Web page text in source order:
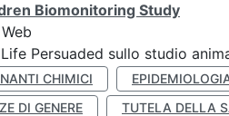
Biomonitoring Study
Persuaded sullo studio
CHIMICI
DI GENERE
TUTELA DELLA